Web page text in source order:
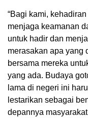
“Bagi kami,
menjaga keamanan
untuk hadir dan
merasakan apa yang
bersama mereka
yang ada. Budaya
lama di negeri ini
lestarikan sebagai
depannya